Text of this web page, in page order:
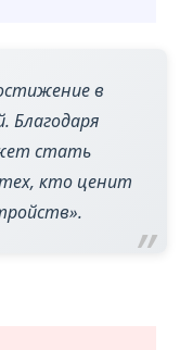
в
Благодаря
стать
кто ценит